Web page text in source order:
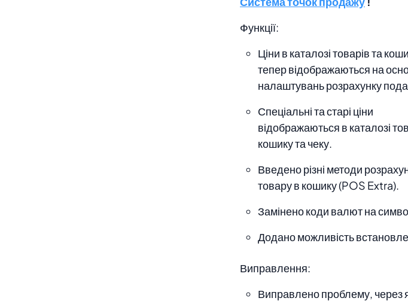
Функції:
Ціни в каталозі товарів та
тепер відображаються на
налаштувань розрахунку
Спеціальні та старі ціни
відображаються в каталозі
кошику та чеку.
Введено різні методи
товару в кошику (POS Extra).
Замінено коди валют на
Додано можливість
Виправлення:
Виправлено проблему, через